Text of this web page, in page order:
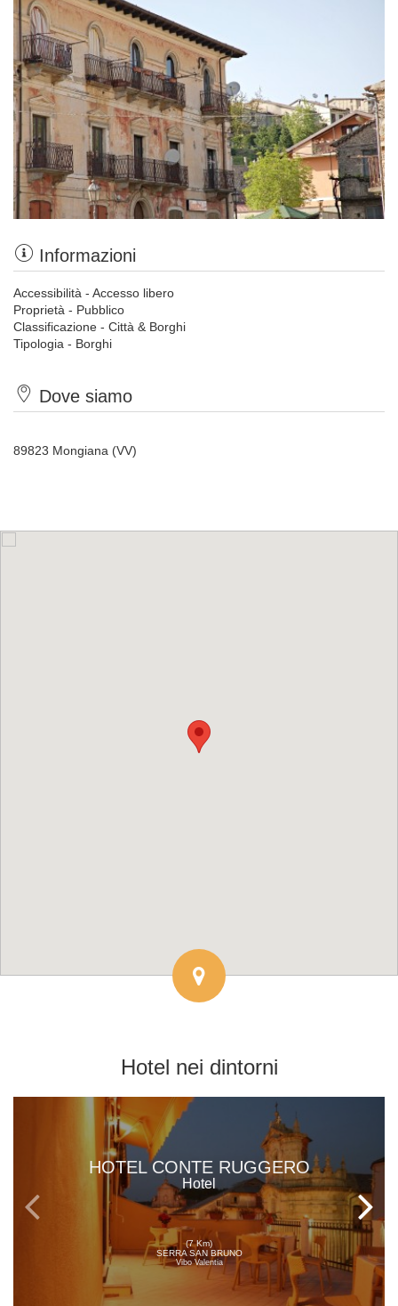
Informazioni
Accessibilità - Accesso libero
Proprietà - Pubblico
Classificazione - Città & Borghi
Tipologia - Borghi
Dove siamo
89823 Mongiana (VV)
Hotel nei dintorni
HOTEL CONTE RUGGERO
Hotel
(7 Km)
SERRA SAN BRUNO
Vibo Valentia